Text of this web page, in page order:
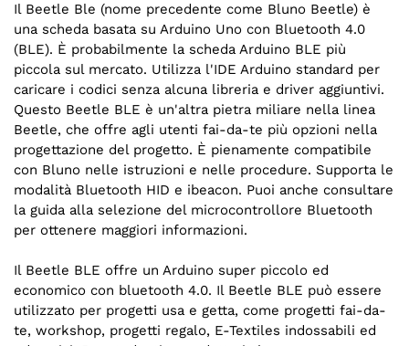
Il Beetle Ble (nome precedente come Bluno Beetle) è
una scheda basata su Arduino Uno con Bluetooth 4.0
(BLE). È probabilmente la scheda Arduino BLE più
piccola sul mercato. Utilizza l'IDE Arduino standard per
caricare i codici senza alcuna libreria e driver aggiuntivi.
Questo Beetle BLE è un'altra pietra miliare nella linea
Beetle, che offre agli utenti fai-da-te più opzioni nella
progettazione del progetto. È pienamente compatibile
con Bluno nelle istruzioni e nelle procedure. Supporta le
modalità Bluetooth HID e ibeacon. Puoi anche consultare
la guida alla selezione del microcontrollore Bluetooth
per ottenere maggiori informazioni.
Il Beetle BLE offre un Arduino super piccolo ed
economico con bluetooth 4.0. Il Beetle BLE può essere
utilizzato per progetti usa e getta, come progetti fai-da-
te, workshop, progetti regalo, E-Textiles indossabili ed